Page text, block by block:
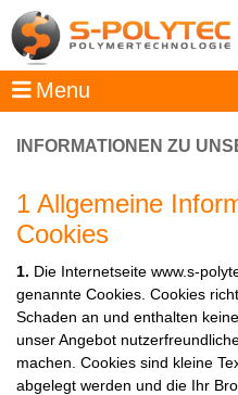
INFORMATIONEN ZU
1 Allgemeine
Cookies
1. Die Internetseite www.s-
genannte Cookies. Cookies
Schaden an und enthalten
unser Angebot
machen. Cookies sind kleine
abgelegt werden und die Ihr